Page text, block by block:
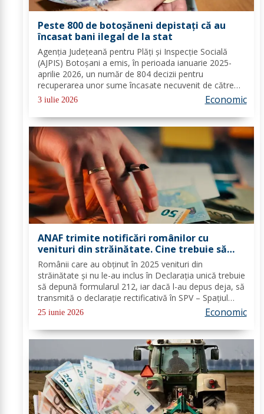
Peste 800 de botoșăneni depistați că au
încasat bani ilegal de la stat
Agenția Județeană pentru Plăți și Inspecție Socială
(AJPIS) Botoșani a emis, în perioada ianuarie 2025-
aprilie 2026, un număr de 804 decizii pentru
recuperarea unor sume încasate necuvenit de către
beneficiarii venitului minim de incluziune, în cuantum
3 iulie 2026 Economic
ANAF trimite notificări românilor cu
venituri din străinătate. Cine trebuie să
depună urgent Declarația Unică 212
Românii care au obţinut în 2025 venituri din
străinătate şi nu le-au inclus în Declaraţia unică trebuie
să depună formularul 212, iar dacă l-au depus deja, să
transmită o declaraţie rectificativă în SPV – Spaţiul
Privat Virtual. Persoanele aflate în această situaţie vor
25 iunie 2026 Economic